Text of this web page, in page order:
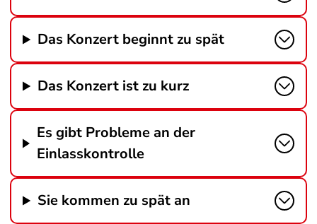
Das Konzert beginnt zu spät
Das Konzert ist zu kurz
Es gibt Probleme an der
Einlasskontrolle
Sie kommen zu spät an